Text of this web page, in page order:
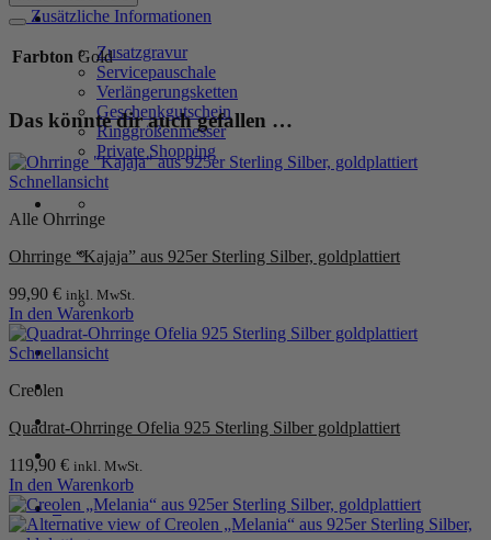
SERVICE
Zusatzgravur
Servicepauschale
Verlängerungsketten
Geschenkgutschein
Ringgrößenmesser
Private Shopping
Anmelden / Registrieren
Warenkorb /0,00€ 0
0
aus
925er
Sterling
Silber,
goldplattiert
Menge
Zusätzliche Informationen
Farbton Gold
Das könnte dir auch gefallen …
Schnellansicht
Alle Ohrringe
Ohrringe “Kajaja” aus 925er Sterling Silber, goldplattiert
99,90 € inkl. MwSt.
In den Warenkorb
Schnellansicht
Creolen
Quadrat-Ohrringe Ofelia 925 Sterling Silber goldplattiert
119,90 € inkl. MwSt.
In den Warenkorb